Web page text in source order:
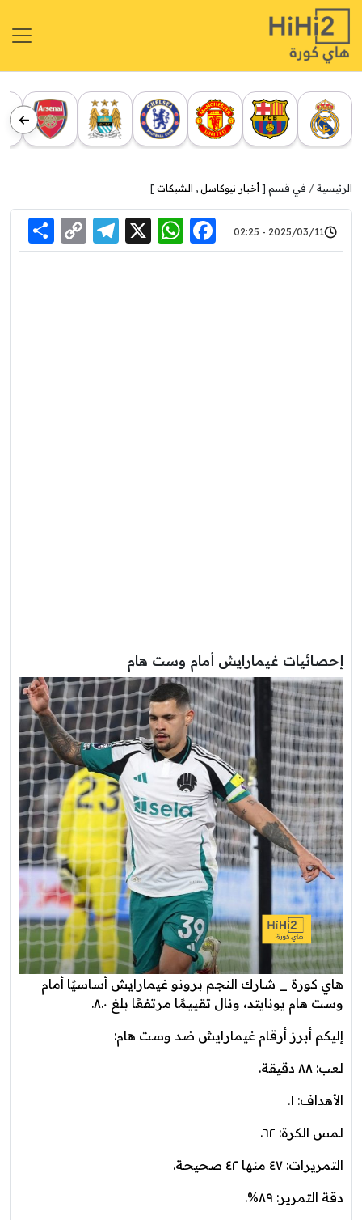
الرئيسية في قسم [ أخبار نيوكاسل , الشبكات ]
2025/03/11 - 02:25
Facebook
WhatsApp
X
Link
إحصائيات غيمارايش أمام وست هام
هاي كورة _ شارك النجم برونو غيمارايش أساسيًا أمام
وست هام يونايتد، ونال تقييمًا مرتفعًا بلغ ٨.٠.
إليكم أبرز أرقام غيمارايش ضد وست هام:
لعب: ٨٨ دقيقة.
الأهداف: ١.
لمس الكرة: ٦٢.
التمريرات: ٤٧ منها ٤٢ صحيحة.
دقة التمرير: ٨٩%.